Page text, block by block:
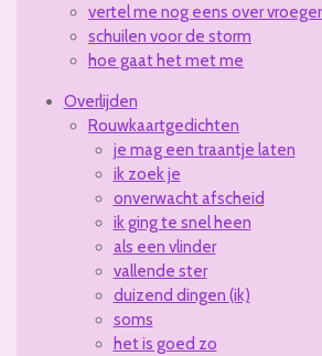
vertel me nog eens over vroeger
schuilen voor de storm
hoe gaat het met me
Overlijden
Rouwkaartgedichten
je mag een traantje laten
ik zoek je
onverwacht afscheid
ik ging te snel heen
als een vlinder
vallende ster
duizend dingen (ik)
soms
het is goed zo